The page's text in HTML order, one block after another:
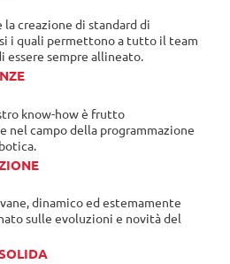
creazione di standard di
i quali permettono a tutto il team
essere sempre allineato.
know-how è frutto
nel campo della programmazione
dinamico ed estemamente
sulle evoluzioni e novità del